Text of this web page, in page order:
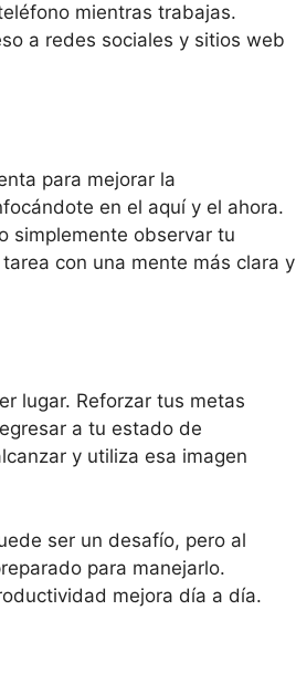
mientras trabajas.
a redes sociales y sitios web
para mejorar la
en el aquí y el ahora.
simplemente observar tu
con una mente más clara y
lugar. Reforzar tus metas
a tu estado de
y utiliza esa imagen
ser un desafío, pero al
para manejarlo.
mejora día a día.